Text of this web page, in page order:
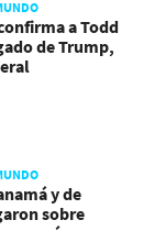
a Todd
de Trump,
y de
sobre